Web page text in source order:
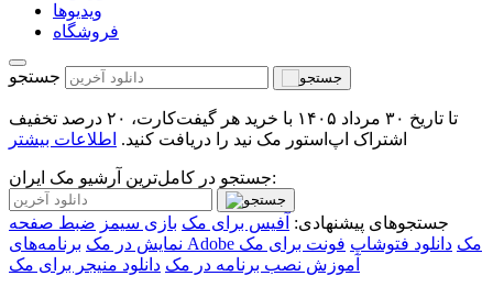
ویدیو‌ها
فروشگاه
جستجو
تا تاریخ ۳۰ مرداد ۱۴۰۵ با خرید هر گیفت‌کارت، ۲۰ درصد تخفیف
اشتراک اپ‌استور مک نید را دریافت کنید. اطلاعات بیشتر
جستجو در کامل‌ترین آرشیو مک ایران:
جستجوهای پیشنهادی: آفیس برای مک بازی سیمز ضبط صفحه
نمایش در مک
برنامه‌های Adobe مک دانلود فتوشاپ فونت برای مک
آموزش نصب برنامه در مک دانلود منیجر برای مک